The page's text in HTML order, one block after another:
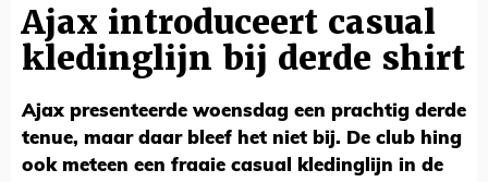
Ajax introduceert casual
kledinglijn bij derde shirt
Ajax presenteerde woensdag een prachtig derde
tenue, maar daar bleef het niet bij. De club hing
ook meteen een fraaie casual kledinglijn in de